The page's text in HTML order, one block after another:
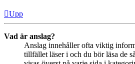
Upp
Vad är anslag?
Anslag innehåller ofta viktig
tillfället läser i och du bör läsa de